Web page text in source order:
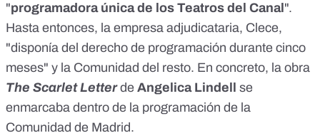
"programadora única de los Teatros del Canal ".
Hasta entonces, la empresa adjudicataria, Clece,
"disponía del derecho de programación durante cinco
meses" y la Comunidad del resto. En concreto, la obra
The Scarlet Letter de Angelica Lindell
se
enmarcaba dentro de la programación de la
Comunidad de Madrid.